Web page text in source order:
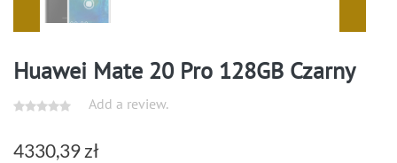
Huawei Mate 20 Pro 128GB Czarny
Add a review.
4330,39 zł